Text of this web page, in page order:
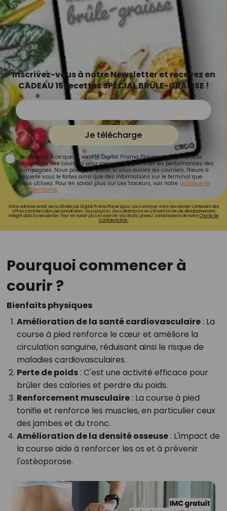
Inscrivez-vous à notre Newsletter et recevez en
CADEAU 15 recettes SPÉCIAL BRÛLE-GRAISSE !
Je télécharge
Je consens à ce que la société Digital Prisma Players analyse le taux
d'ouverture des courriels pour mesurer et optimiser les performances des
campagnes. Nous pourrons savoir si vous ouvrez les courriels, l'heure à
laquelle vous le faites ainsi que des informations sur le terminal que
vous utilisez. Pour en savoir plus sur ces traceurs, voir notre politique de
confidentialité.
Votre adresse email sera utilisée par Digital Prisma Playerspour vous envoyer votre newsletter contenant des
offres commerciales personnalisées. Vous pourrez vous désinscrire en utilisant le lien de désabonnement
intégré dans la newsletter. Pour en savoir plus et exercer vos droits, prenez connaissance de notreCharte de
Confidentialité.
Pourquoi commencer à
courir ?
Bienfaits physiques
Amélioration de la santé cardiovasculaire: La
course à pied renforce le cœur et améliore la
circulation sanguine, réduisant ainsi le risque de
maladies cardiovasculaires.
Perte de poids: C'est une activité efficace pour
brûler des calories et perdre du poids.
Renforcement musculaire: La course à pied
tonifie et renforce les muscles, en particulier ceux
des jambes et du tronc.
Amélioration de la densité osseuse: L'impact de
la course aide à renforcer les os et à prévenir
l'ostéoporose.